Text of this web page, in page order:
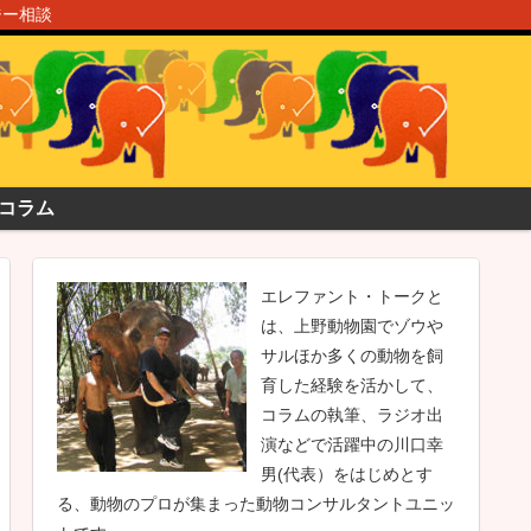
相談
ラム
エレファント・トークと
は、上野動物園でゾウや
サルほか多くの動物を飼
育した経験を活かして、
コラムの執筆、ラジオ出
演などで活躍中の川口幸
男(代表）をはじめとす
る、動物のプロが集まった動物コンサルタントユニッ